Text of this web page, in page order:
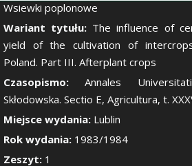
Wsiewki poplonowe
Wariant tytułu: The influence of
yield of the cultivation of
Poland. Part III. Afterplant crops
Czasopismo:Annales
Skłodowska. Sectio E, Agricultura, t.
Miejsce wydania: Lublin
Rok wydania: 1983/1984
Zeszyt: 1